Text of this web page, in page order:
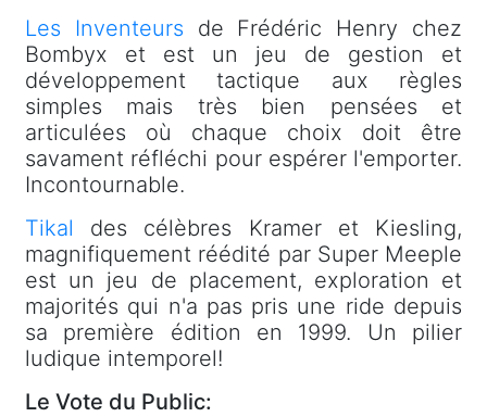
Les Inventeurs de Frédéric Henry chez
Bombyx et est un jeu de gestion et
développement tactique aux règles
simples mais très bien pensées et
articulées où chaque choix doit être
savament réfléchi pour espérer l'emporter.
Incontournable.
Tikal des célèbres Kramer et Kiesling,
magnifiquement réédité par Super Meeple
est un jeu de placement, exploration et
majorités qui n'a pas pris une ride depuis
sa première édition en 1999. Un pilier
ludique intemporel!
Le Vote du Public: